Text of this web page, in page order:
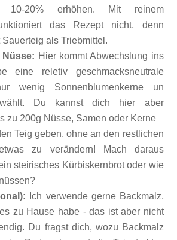
10-20% erhöhen. Mit reinem
das Rezept nicht, denn
als Triebmittel.
Nüsse: Hier kommt Abwechslung ins
eine reletiv geschmacksneutrale
wenig Sonnenblumenkerne un
Du kannst dich hier aber
zu 200g Nüsse, Samen oder Kerne
Teig geben, ohne an den restlichen
zu verändern! Mach daraus
steirisches Kürbiskernbrot oder wie
Ich verwende gerne Backmalz,
zu Hause habe - das ist aber nicht
Du fragst dich, wozu Backmalz